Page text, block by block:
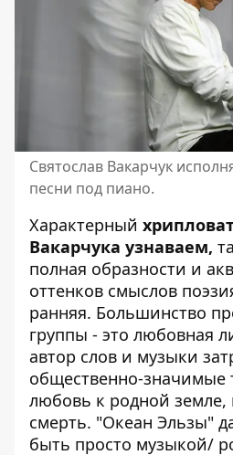
Святослав Вакарчук
песни под пиано.
Характерный
Вакарчука узнаваем,
полная образности и
оттенков смыслов
ранняя. Большинство
группы - это любовная
автор слов и музыки
общественно-значимые
любовь к родной
смерть. "Океан Эльзы"
быть просто музыкой/